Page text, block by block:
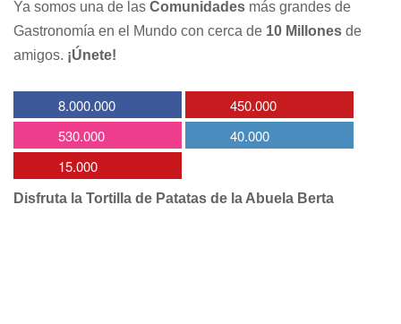
Ya somos una de las Comunidades más grandes de
Gastronomía en el Mundo con cerca de 10 Millones de
amigos. ¡Únete!
8.000.000
450.000
530.000
40.000
15.000
Disfruta la Tortilla de Patatas de la Abuela Berta